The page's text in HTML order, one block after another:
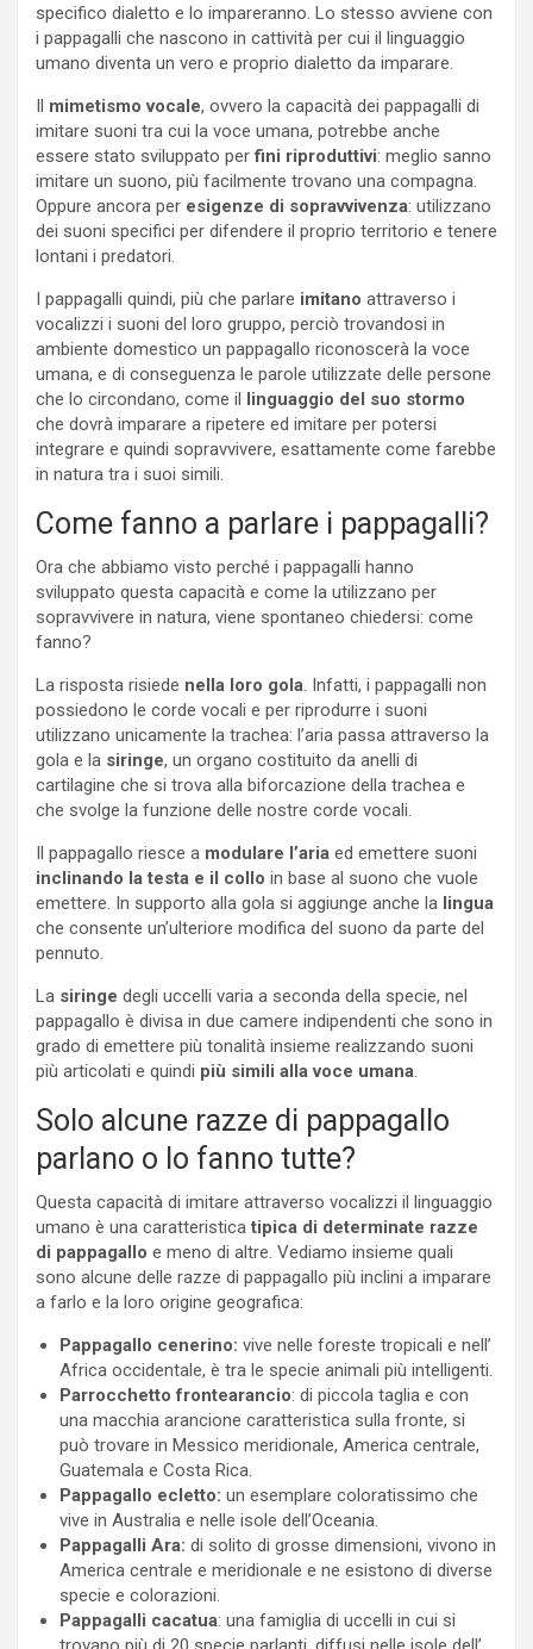
specifico dialetto e lo impareranno. Lo stesso avviene con
i pappagalli che nascono in cattività per cui il linguaggio
umano diventa un vero e proprio dialetto da imparare.
Il mimetismo vocale, ovvero la capacità dei pappagalli di
imitare suoni tra cui la voce umana, potrebbe anche
essere stato sviluppato perfini riproduttivi: meglio sanno
imitare un suono, più facilmente trovano una compagna.
Oppure ancora per esigenze di sopravvivenza: utilizzano
dei suoni specifici per difendere il proprio territorio e tenere
lontani i predatori.
I pappagalli quindi, più che parlare imitano attraverso i
vocalizzi i suoni del loro gruppo, perciò trovandosi in
ambiente domestico un pappagallo riconoscerà la voce
umana, e di conseguenza le parole utilizzate delle persone
che lo circondano, come il linguaggio del suo stormo
che dovrà imparare a ripetere ed imitare per potersi
integrare e quindi sopravvivere, esattamente come farebbe
in natura tra i suoi simili.
Come fanno a parlare i pappagalli?
Ora che abbiamo visto perché i pappagalli hanno
sviluppato questa capacità e come la utilizzano per
sopravvivere in natura, viene spontaneo chiedersi: come
fanno?
La risposta risiede nella loro gola. Infatti, i pappagalli non
possiedono le corde vocali e per riprodurre i suoni
utilizzano unicamente la trachea: l’aria passa attraverso la
gola e la siringe, un organo costituito da anelli di
cartilagine che si trova alla biforcazione della trachea e
che svolge la funzione delle nostre corde vocali.
Il pappagallo riesce a modulare l’aria ed emettere suoni
inclinando la testa e il collo in base al suono che vuole
emettere. In supporto alla gola si aggiunge anche la lingua
che consente un’ulteriore modifica del suono da parte del
pennuto.
La siringe degli uccelli varia a seconda della specie, nel
pappagallo è divisa in due camere indipendenti che sono in
grado di emettere più tonalità insieme realizzando suoni
più articolati e quindi più simili alla voce umana.
Solo alcune razze di pappagallo
parlano o lo fanno tutte?
Questa capacità di imitare attraverso vocalizzi il linguaggio
umano è una caratteristicatipica di determinate razze
di pappagallo e meno di altre. Vediamo insieme quali
sono alcune delle razze di pappagallo più inclini a imparare
a farlo e la loro origine geografica:
Pappagallo cenerino: vive nelle foreste tropicali e nell’
Africa occidentale, è tra le specie animali più intelligenti.
Parrocchetto frontearancio: di piccola taglia e con
una macchia arancione caratteristica sulla fronte, si
può trovare in Messico meridionale, America centrale,
Guatemala e Costa Rica.
Pappagallo ecletto: un esemplare coloratissimo che
vive in Australia e nelle isole dell’Oceania.
Pappagalli Ara: di solito di grosse dimensioni, vivono in
America centrale e meridionale e ne esistono di diverse
specie e colorazioni.
Pappagalli cacatua: una famiglia di uccelli in cui si